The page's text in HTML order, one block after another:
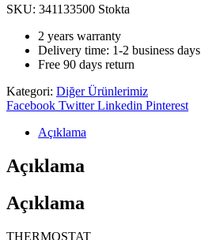
SKU: 341133500 Stokta
2 years warranty
Delivery time: 1-2 business days
Free 90 days return
Kategori: Diğer Ürünlerimiz
Facebook Twitter Linkedin Pinterest
Açıklama
Açıklama
Açıklama
THERMOSTAT